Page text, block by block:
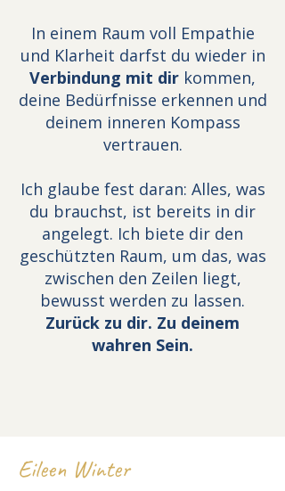
In einem Raum voll Empathie
und Klarheit darfst du wieder in
Verbindung mit dir kommen,
deine Bedürfnisse erkennen und
deinem inneren Kompass
vertrauen.
Ich glaube fest daran: Alles, was
du brauchst, ist bereits in dir
angelegt. Ich biete dir den
geschützten Raum, um das, was
zwischen den Zeilen liegt,
bewusst werden zu lassen.
Zurück zu dir. Zu deinem
wahren Sein.
Eileen Winter